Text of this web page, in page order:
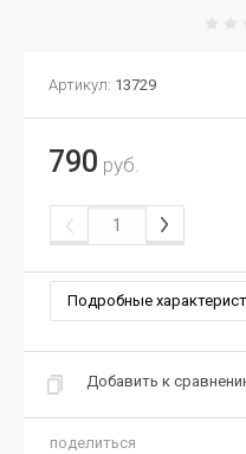
Артикул: 13729
790 руб.
Подробные
Добавить к
поделиться